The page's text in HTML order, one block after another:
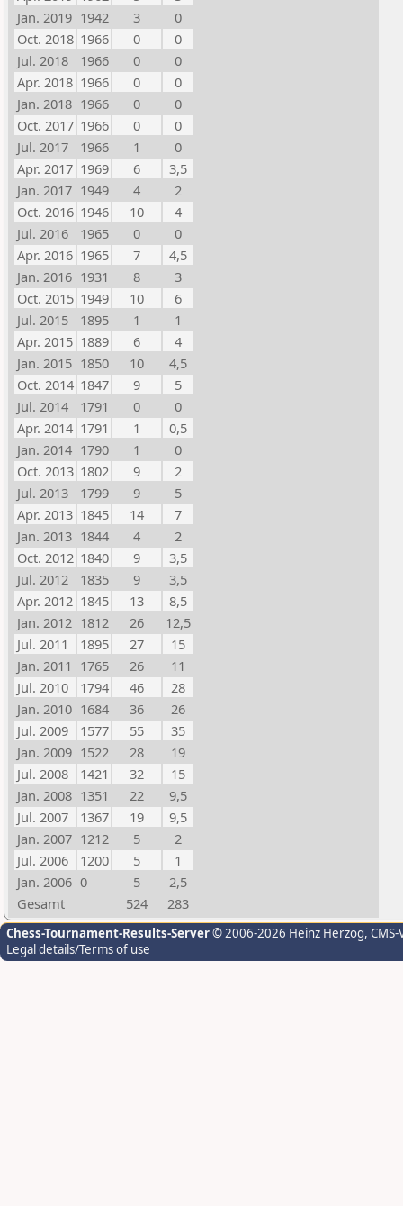
Jan. 2019 1942 3
0
Oct. 2018 1966 0
0
Jul. 2018
1966 0
0
Apr. 2018 1966 0
0
Jan. 2018 1966 0
0
Oct. 2017 1966 0
0
Jul. 2017
1966 1
0
Apr. 2017 1969 6
3,5
Jan. 2017 1949 4
2
Oct. 2016 1946 10
4
Jul. 2016
1965 0
0
Apr. 2016 1965 7
4,5
Jan. 2016 1931 8
3
Oct. 2015 1949 10
6
Jul. 2015
1895 1
1
Apr. 2015 1889 6
4
Jan. 2015 1850 10
4,5
Oct. 2014 1847 9
5
Jul. 2014
1791 0
0
Apr. 2014 1791 1
0,5
Jan. 2014 1790 1
0
Oct. 2013 1802 9
2
Jul. 2013
1799 9
5
Apr. 2013 1845 14
7
Jan. 2013 1844 4
2
Oct. 2012 1840 9
3,5
Jul. 2012
1835 9
3,5
Apr. 2012 1845 13
8,5
Jan. 2012 1812 26
12,5
Jul. 2011
1895 27
15
Jan. 2011 1765 26
11
Jul. 2010
1794 46
28
Jan. 2010 1684 36
26
Jul. 2009
1577 55
35
Jan. 2009 1522 28
19
Jul. 2008
1421 32
15
Jan. 2008 1351 22
9,5
Jul. 2007
1367 19
9,5
Jan. 2007 1212 5
2
Jul. 2006
1200 5
1
Jan. 2006 0 5
2,5
Gesamt
524 283
Chess-Tournament-Results-Server© 2006-2026 Heinz Herzog,
Legal details/Terms of use